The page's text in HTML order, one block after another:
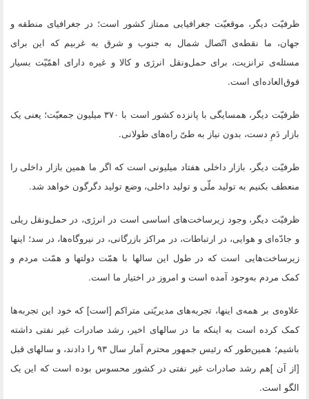
ظرفیّت دیگر، موقعیّت جغرافیایى ممتاز کشور است؛ در جغرافیاى منطقه و
جهان، ما نقطه‌ى اتّصال شمال به جنوب و شرق به غربیم که این براى
مسئله‌ى ترانزیت، براى حمل‌ونقل انرژى و کالا و غیره داراى اهمّیّت بسیار
فوق‌العاده‌اى است.
ظرفیّت دیگر، همسایگى با پانزده کشور است با ۳۷۰ میلیون جمعیّت؛ یعنى یک
بازار دَمِ دست، بدون نیاز به طىّ راه‌هاى طولانى.
ظرفیّت دیگر، بازار داخلى هفتاد میلیونى است که اگر ما همین بازار داخلى را
منعطف بکنیم به تولید ملّى و تولید داخلى، وضع تولید دگرگون خواهد شد.
ظرفیّت دیگر، وجود زیرساخت‌هاى اساسى است در انرژى، در حمل‌ونقل ریلى
و جادّه‌اى و هوایى، در ارتباطات، در مراکز بازرگانى، در نیروگاه‌ها، در سد؛ اینها
زیرساخت‌هایى است که در طول این سالها با همّت دولتها و همّت مردم و
کمک مردم به‌وجود آمده است و امروز در اختیار ما است.
علاوه‌ى بر همه‌ى اینها، تجربه‌هاى مدیریّتى متراکم [است‌] که خود این تجربه‌ها
کمک کرده است به اینکه ما در سالهاى اخیر، رشد صادرات غیر نفتى داشته
باشیم؛ همین‌طور که رئیس جمهور محترم آمار سال ۹۳ را دادند، و سالهاى قبل
[از آن ]هم رشد صادرات غیر نفتى در کشور محسوس بوده است که این یک
الگو است.